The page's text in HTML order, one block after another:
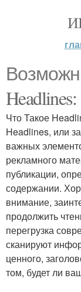
Headlines:
Что Такое
Headlines, или
важных
рекламного
публикации,
содержании.
внимание,
продолжить
перегрузка
сканируют
ценного,
том, будет ли